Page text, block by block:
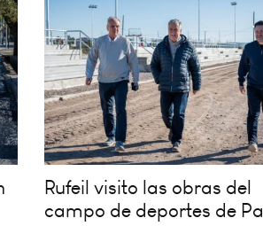
Rufeil visito las obras del
campo de deportes de